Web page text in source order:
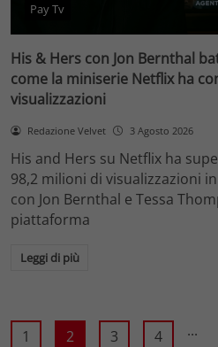
Pay Tv
His & Hers con Jon Bernthal
come la miniserie Netflix ha
visualizzazioni
Redazione Velvet 3 Agosto 2026
His and Hers su Netflix ha
98,2 milioni di visualizzazioni
con Jon Bernthal e Tessa
piattaforma
Leggi di più
1 2 3 4 ...